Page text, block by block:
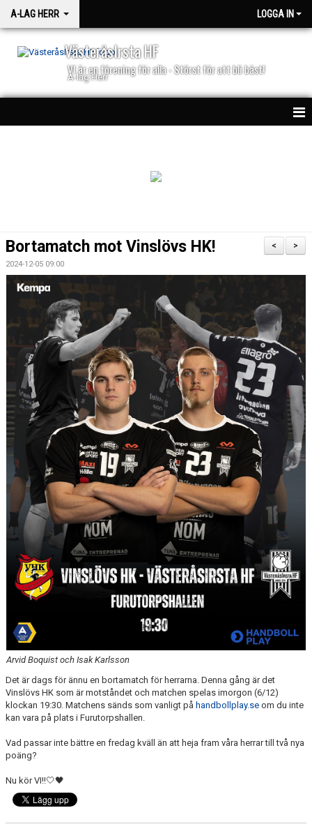
A-LAG HERR LOGGA IN
VästeråsIrsta HF
VI är en förening för alla - Störst för att bli bäst!
A-lag Herr
BILJETTER
50/50
PARTNERS
KALENDER
KONTAKT
>
<
Bortamatch mot Vinslövs HK!
2024-12-05 09:00
Arvid Boquist och Isak Karlsson
Det är dags för ännu en bortamatch för herrarna. Denna gång är det
Vinslövs HK som är motståndet och matchen spelas imorgon (6/12)
klockan 19:30. Matchens sänds som vanligt på handbollplay.se om du inte
kan vara på plats i Furutorpshallen.
Vad passar inte bättre en fredag kväll än att heja fram våra herrar till två nya
poäng?
Nu kör VI!!🤍🖤